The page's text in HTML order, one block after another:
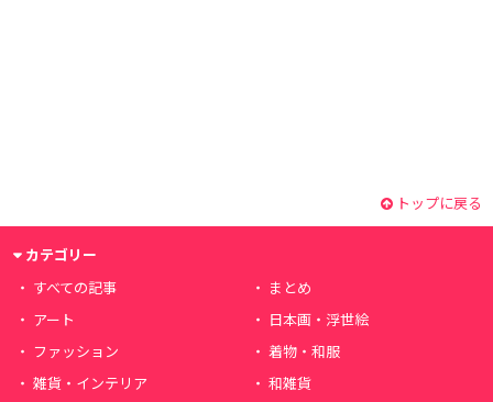
トップに戻る
カテゴリー
すべての記事
まとめ
アート
日本画・浮世絵
ファッション
着物・和服
雑貨・インテリア
和雑貨